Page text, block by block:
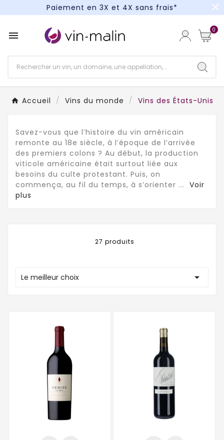
Paiement en 3X et 4X sans frais*
Paiement en 3X et 4X sans frais*
close
 0
Accueil Vins du monde Vins des États-Unis
Savez-vous que l’histoire du vin américain
remonte au 18e siècle, à l’époque de l’arrivée
des premiers colons ? Au début, la production
viticole américaine était surtout liée aux
besoins du culte protestant. Puis, on
commença, au fil du temps, à s’orienter ... Voir
plus
27 produits
Le meilleur choix 